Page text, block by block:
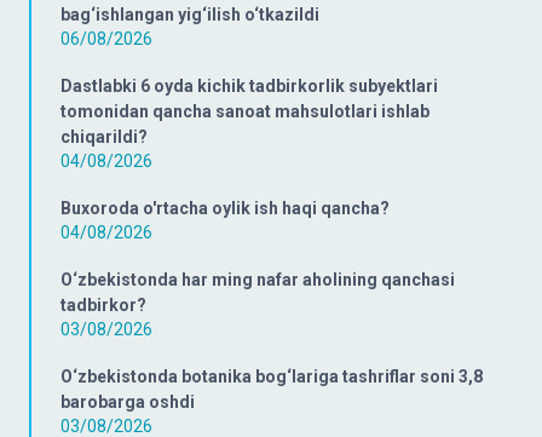
bag‘ishlangan yig‘ilish o‘tkazildi
06/08/2026
Dastlabki 6 oyda kichik tadbirkorlik subyektlari
tomonidan qancha sanoat mahsulotlari ishlab
chiqarildi?
04/08/2026
Buxoroda o'rtacha oylik ish haqi qancha?
04/08/2026
O‘zbekistonda har ming nafar aholining qanchasi
tadbirkor?
03/08/2026
O‘zbekistonda botanika bog‘lariga tashriflar soni 3,8
barobarga oshdi
03/08/2026